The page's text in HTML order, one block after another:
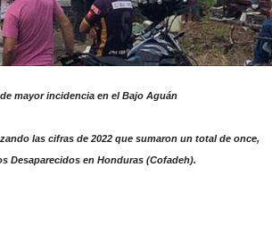
mayor incidencia en el Bajo Aguán
las cifras de 2022 que sumaron un total de once,
Desaparecidos en Honduras (Cofadeh).